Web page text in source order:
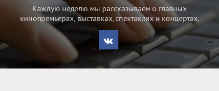
Каждую неделю мы рассказываем о главных
кинопремьерах, выставках, спектаклях и концертах.